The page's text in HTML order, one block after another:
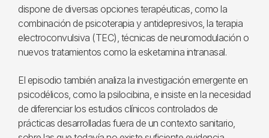
dispone de diversas opciones terapéuticas, como la
combinación de psicoterapia y antidepresivos, la terapia
electroconvulsiva (TEC), técnicas de neuromodulación o
nuevos tratamientos como la esketamina intranasal.
El episodio también analiza la investigación emergente en
psicodélicos, como la psilocibina, e insiste en la necesidad
de diferenciar los estudios clínicos controlados de
prácticas desarrolladas fuera de un contexto sanitario,